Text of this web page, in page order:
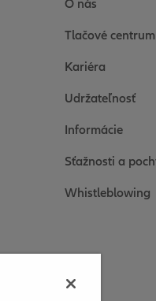
O nás
Tlačové centrum
Kariéra
Udržateľnosť
Informácie
Sťažnosti a
Whistleblowing